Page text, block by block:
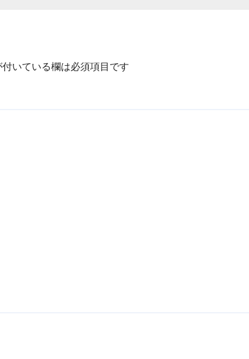
いている欄は必須項目です